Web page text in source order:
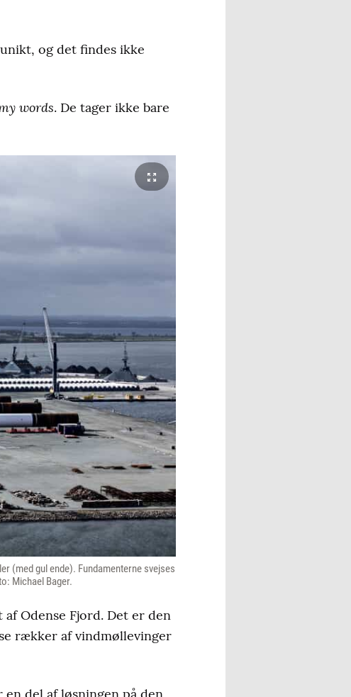
og det findes ikke
words. De tager ikke bare
(med gul ende). Fundamenterne svejses
Michael Bager.
Odense Fjord. Det er den
rækker af vindmøllevinger